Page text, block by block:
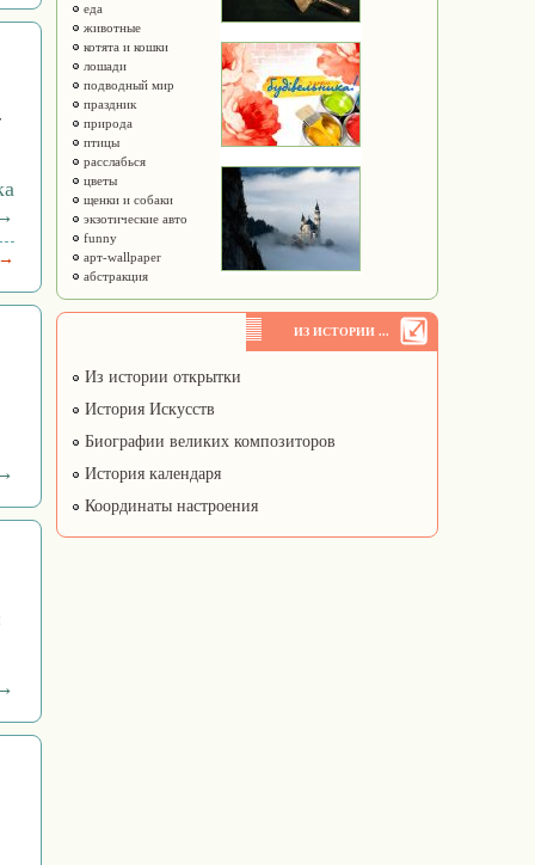
еда
животные
котята и кошки
лошади
подводный мир
праздник
природа
птицы
расслабься
цветы
щенки и собаки
экзотические авто
funny
арт-wallpaper
абстракция
ИЗ ИСТОРИИ ...
Из истории открытки
История Искусств
Биографии великих композиторов
История календаря
Координаты настроения